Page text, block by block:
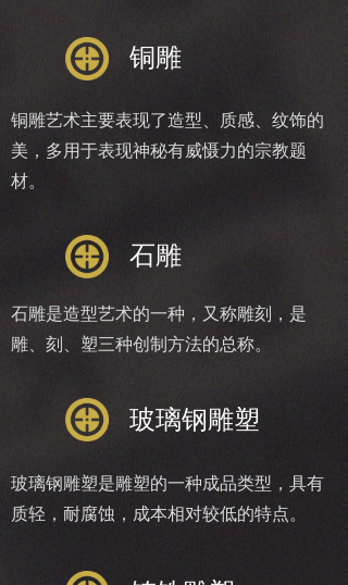
铜雕
铜雕艺术主要表现了造型、质感、纹饰的
美，多用于表现神秘有威慑力的宗教题
材。
石雕
石雕是造型艺术的一种，又称雕刻，是
雕、刻、塑三种创制方法的总称。
玻璃钢雕塑
玻璃钢雕塑是雕塑的一种成品类型，具有
质轻，耐腐蚀，成本相对较低的特点。